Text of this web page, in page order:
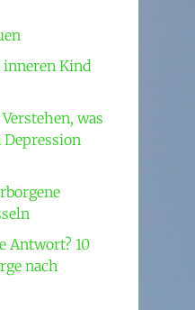
Kind
was
Antwort? 10
nach